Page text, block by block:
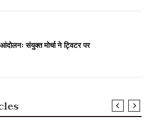
संयुक्त मोर्चा ने ट्विटर पर